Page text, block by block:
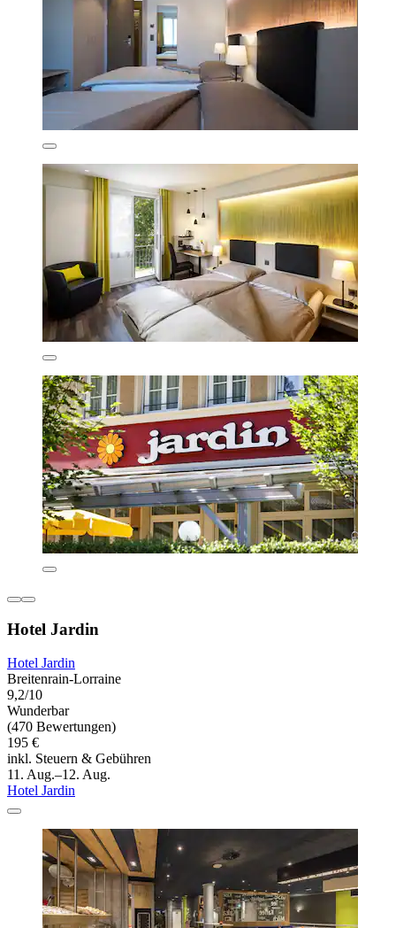
Hotel Jardin
Hotel Jardin
Breitenrain-Lorraine
9,2/10
Wunderbar
(470 Bewertungen)
195 €
inkl. Steuern & Gebühren
11. Aug.–12. Aug.
Hotel Jardin